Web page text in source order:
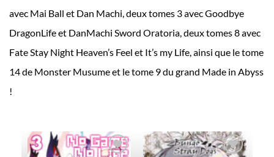
avec Mai Ball et Dan Machi, deux tomes 3 avec Goodbye
DragonLife et DanMachi Sword Oratoria, deux tomes 8 avec
Fate Stay Night Heaven’s Feel et It’s my Life, ainsi que le tome
14 de Monster Musume et le tome 9 du grand Made in Abyss
!